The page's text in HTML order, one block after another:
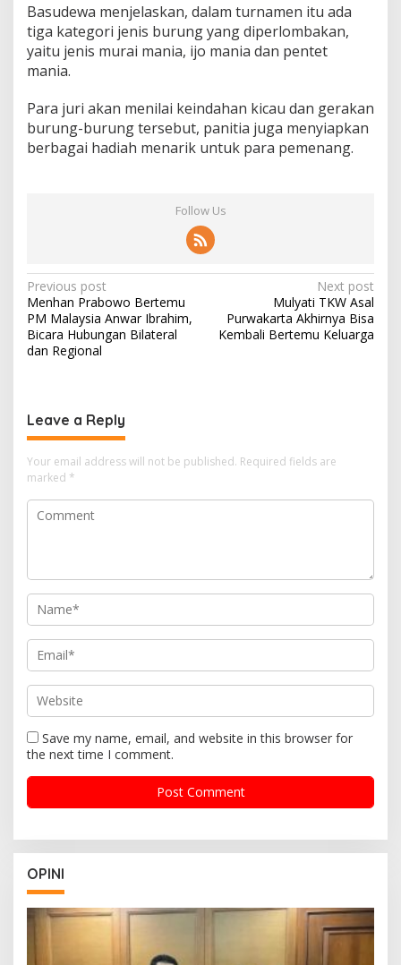
Basudewa menjelaskan, dalam turnamen itu ada
tiga kategori jenis burung yang diperlombakan,
yaitu jenis murai mania, ijo mania dan pentet
mania.
Para juri akan menilai keindahan kicau dan gerakan
burung-burung tersebut, panitia juga menyiapkan
berbagai hadiah menarik untuk para pemenang.
Follow Us
Post
navigation
Previous post
Menhan Prabowo Bertemu
PM Malaysia Anwar Ibrahim,
Bicara Hubungan Bilateral
dan Regional
Next post
Mulyati TKW Asal
Purwakarta Akhirnya Bisa
Kembali Bertemu Keluarga
Leave a Reply
Your email address will not be published. Required fields are
marked *
Save my name, email, and website in this browser for
the next time I comment.
OPINI